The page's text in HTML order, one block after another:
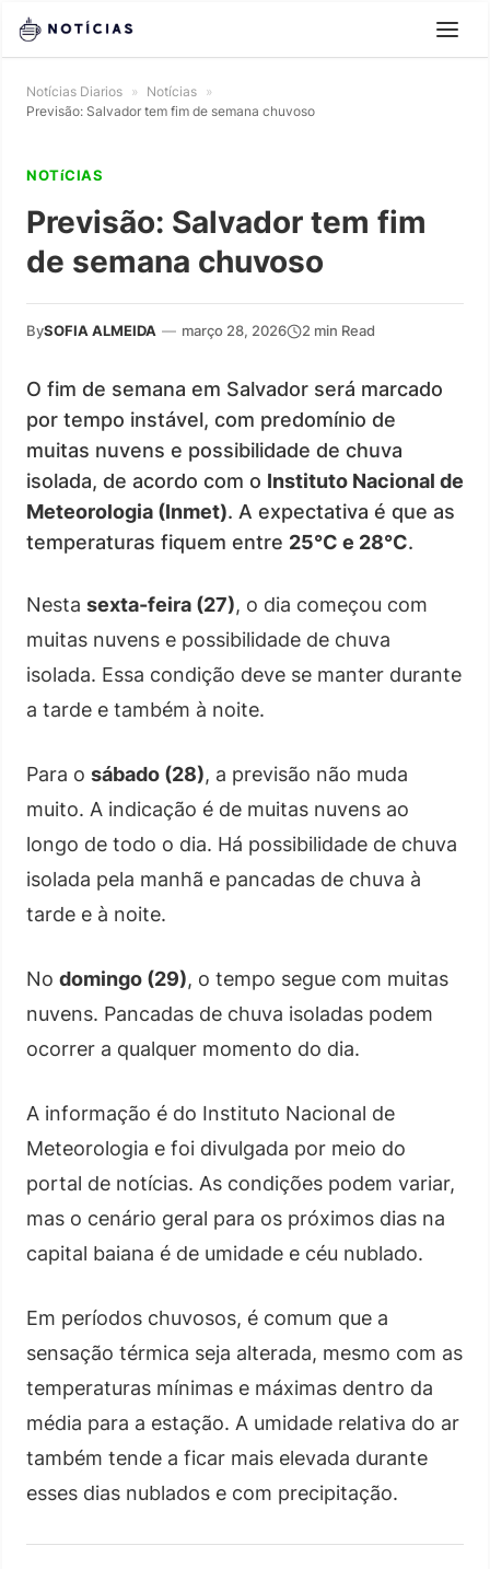
Notícias Diarios » Notícias »
Previsão: Salvador tem fim de semana chuvoso
NOTíCIAS
Previsão: Salvador tem fim
de semana chuvoso
BySOFIA ALMEIDA — março 28, 2026 2 min Read
O fim de semana em Salvador será marcado
por tempo instável, com predomínio de
muitas nuvens e possibilidade de chuva
isolada, de acordo com o Instituto Nacional de
Meteorologia (Inmet). A expectativa é que as
temperaturas fiquem entre 25°C e 28°C.
Nesta sexta-feira (27), o dia começou com
muitas nuvens e possibilidade de chuva
isolada. Essa condição deve se manter durante
a tarde e também à noite.
Para o sábado (28), a previsão não muda
muito. A indicação é de muitas nuvens ao
longo de todo o dia. Há possibilidade de chuva
isolada pela manhã e pancadas de chuva à
tarde e à noite.
No domingo (29), o tempo segue com muitas
nuvens. Pancadas de chuva isoladas podem
ocorrer a qualquer momento do dia.
A informação é do Instituto Nacional de
Meteorologia e foi divulgada por meio do
portal de notícias. As condições podem variar,
mas o cenário geral para os próximos dias na
capital baiana é de umidade e céu nublado.
Em períodos chuvosos, é comum que a
sensação térmica seja alterada, mesmo com as
temperaturas mínimas e máximas dentro da
média para a estação. A umidade relativa do ar
também tende a ficar mais elevada durante
esses dias nublados e com precipitação.